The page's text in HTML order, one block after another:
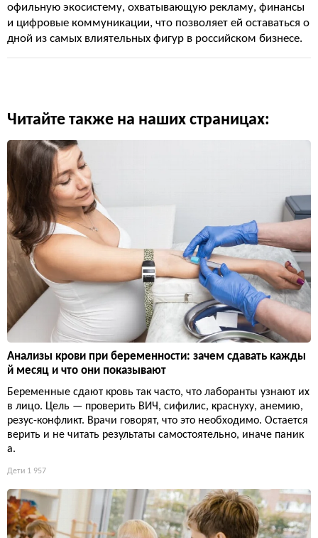
офильную экосистему, охватывающую рекламу, финансы
и цифровые коммуникации, что позволяет ей оставаться о
дной из самых влиятельных фигур в российском бизнесе.
Читайте также на наших страницах:
Анализы крови при беременности: зачем сдавать кажды
й месяц и что они показывают
Беременные сдают кровь так часто, что лаборанты узнают их
в лицо. Цель — проверить ВИЧ, сифилис, краснуху, анемию,
резус-конфликт. Врачи говорят, что это необходимо. Остается
верить и не читать результаты самостоятельно, иначе паник
а.
Дети 1 957